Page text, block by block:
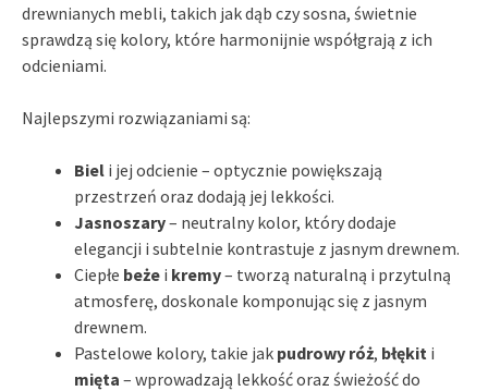
drewnianych mebli, takich jak dąb czy sosna, świetnie
sprawdzą się kolory, które harmonijnie współgrają z ich
odcieniami.
Najlepszymi rozwiązaniami są:
Biel i jej odcienie – optycznie powiększają
przestrzeń oraz dodają jej lekkości.
Jasnoszary– neutralny kolor, który dodaje
elegancji i subtelnie kontrastuje z jasnym drewnem.
Ciepłe beże i kremy– tworzą naturalną i przytulną
atmosferę, doskonale komponując się z jasnym
drewnem.
Pastelowe kolory, takie jak pudrowy róż, błękit i
mięta – wprowadzają lekkość oraz świeżość do